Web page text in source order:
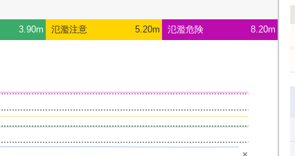
3.90m 氾濫注意 5.20m 氾濫危険 8.20m
×